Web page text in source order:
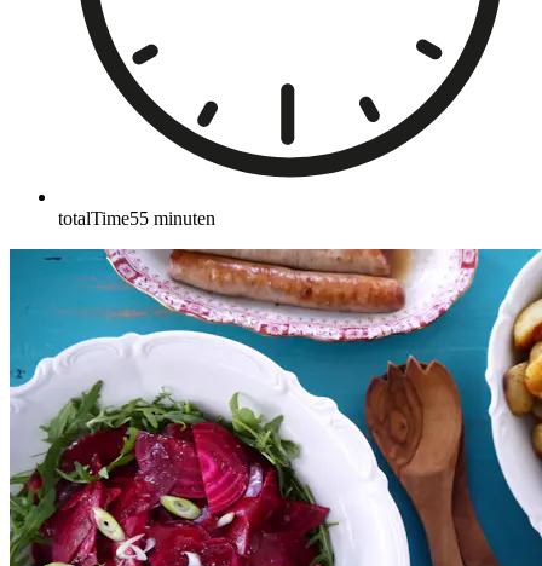
totalTime55 minuten